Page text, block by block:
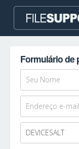
Contato
Language
Formulário de